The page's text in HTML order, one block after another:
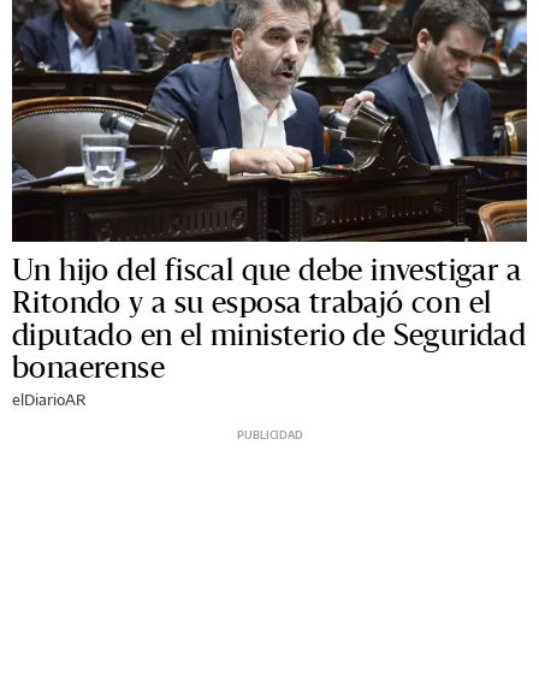
Un hijo del fiscal que debe investigar a
Ritondo y a su esposa trabajó con el
diputado en el ministerio de Seguridad
bonaerense
elDiarioAR